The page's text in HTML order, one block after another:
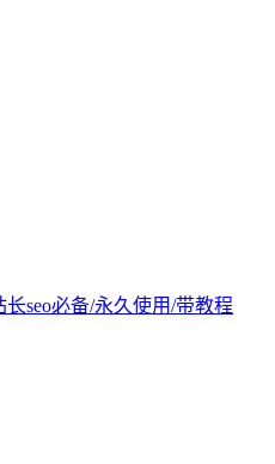
seo必备/永久使用/带教程